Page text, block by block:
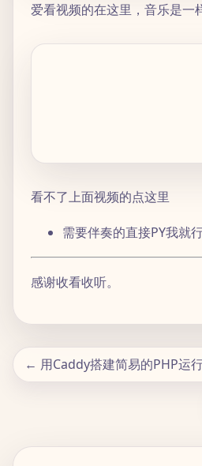
爱看视频的在这里，音乐是一
看不了上面视频的点这里
需要伴奏的直接PY我就
感谢收看收听。
← 用Caddy搭建简易的PHP运